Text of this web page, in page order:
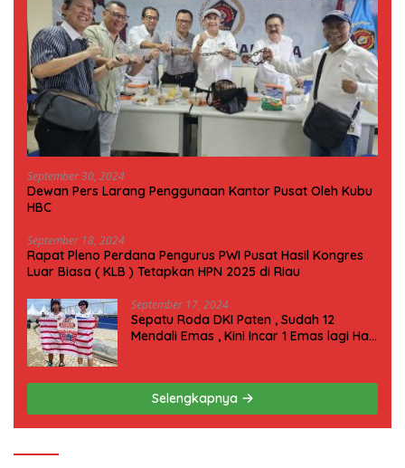
September 30, 2024
Dewan Pers Larang Penggunaan Kantor Pusat Oleh Kubu
HBC
September 18, 2024
Rapat Pleno Perdana Pengurus PWI Pusat Hasil Kongres
Luar Biasa ( KLB ) Tetapkan HPN 2025 di Riau
September 17, 2024
Sepatu Roda DKI Paten , Sudah 12
Mendali Emas , Kini Incar 1 Emas lagi Hari
Selengkapnya